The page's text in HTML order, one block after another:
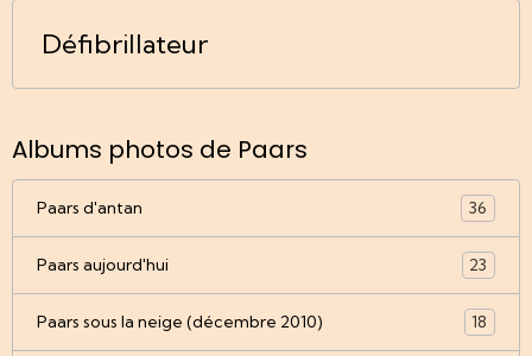
Défibrillateur
Albums photos de Paars
Paars d'antan 36
Paars aujourd'hui 23
Paars sous la neige (décembre 2010) 18